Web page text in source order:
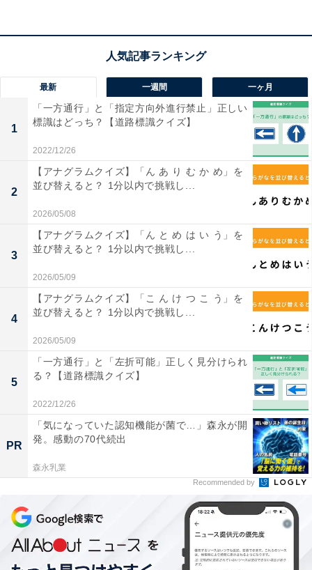
1 2
最新 一週間 一ヶ月
1
「一方通行」と「指定方向外進行禁止」正しい
標識はどっち？【道路標識クイズ】
2022/12/26
2
【アナグラムクイズ】「ん あ り む か め」を
並び替えると？ 1分以内で挑戦し...
2026/05/08
3
【アナグラムクイズ】「ん と め は い う」を
並び替えると？ 1分以内で挑戦し...
2026/05/09
4
【アナグラムクイズ】「こ ん け つ こ う」を
並び替えると？ 1分以内で挑戦し...
2026/05/09
5
「一方通行」と「左折可能」正しく見分けられ
る？【道路標識クイズ】
2022/12/26
PR
「気になっていた認知機能が菌で…」森永が開
発。感動の70代続出
森永乳業
Recommended by